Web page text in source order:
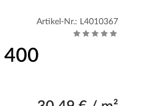
Artikel-Nr.: L4010367
400